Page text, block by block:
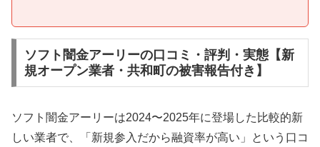
ソフト闇金アーリーの口コミ・評判・実態【新
規オープン業者・共和町の被害報告付き】
ソフト闇金アーリーは2024〜2025年に登場した比較的新
しい業者で、「新規参入だから融資率が高い」という口コ